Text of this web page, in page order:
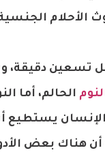
الأحلام
تسعين دقيقة،
الحالم، أما
الإنسان يستطيع
أن هناك بعض